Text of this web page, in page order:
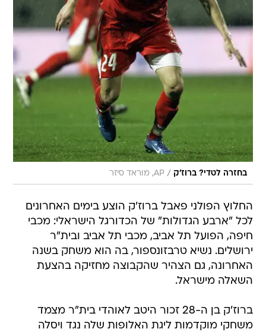
בחזרה לטדי? ברוז'ק / AP, מוראד סיזר
החלוץ הפולני פאבל ברוז'ק הוצע בימים האחרונים
לכל "ארבע הגדולות" של הכדורגל הישראלי: מכבי
חיפה, הפועל תל אביב, מכבי תל אביב ובית"ר
ירושלים. נשיא טרבזונספור, בה הוא משחק בשנה
האחרונה, גם הצהיר שהקבוצה מחזיקה בהצעת
השאלה מישראל.
ברוז'ק בן ה-28 זכור היטב לאוהדי בית"ר מצמד
משחקי מוקדמות ליגת האלופות שלה נגד ויסלה